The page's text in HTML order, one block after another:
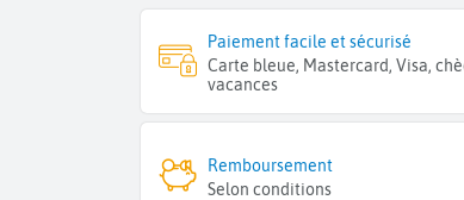
Paiement facile et sécurisé
Carte bleue, Mastercard, Visa,
vacances
Remboursement
Selon conditions